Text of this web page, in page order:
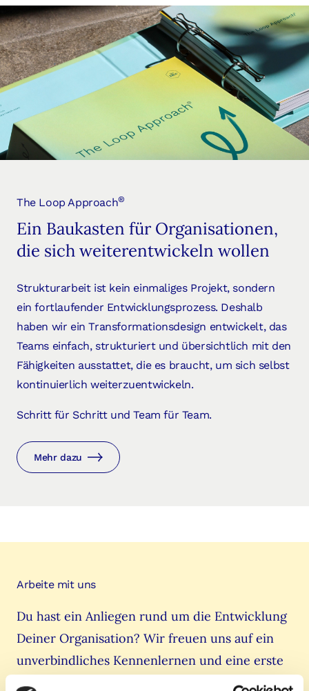
The Loop Approach®
Ein Baukasten für Organisationen,
die sich weiterentwickeln wollen
Strukturarbeit ist kein einmaliges Projekt, sondern
ein fortlaufender Entwicklungsprozess. Deshalb
haben wir ein Transformationsdesign entwickelt, das
Teams einfach, strukturiert und übersichtlich mit den
Fähigkeiten ausstattet, die es braucht, um sich selbst
kontinuierlich weiterzuentwickeln.
Schritt für Schritt und Team für Team.
Mehr dazu
Arbeite mit uns
Du hast ein Anliegen rund um die Entwicklung
Deiner Organisation? Wir freuen uns auf ein
unverbindliches Kennenlernen und eine erste
Auftragsklärung.